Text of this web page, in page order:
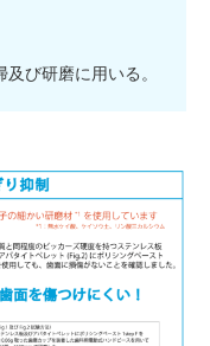
び研磨に用いる。